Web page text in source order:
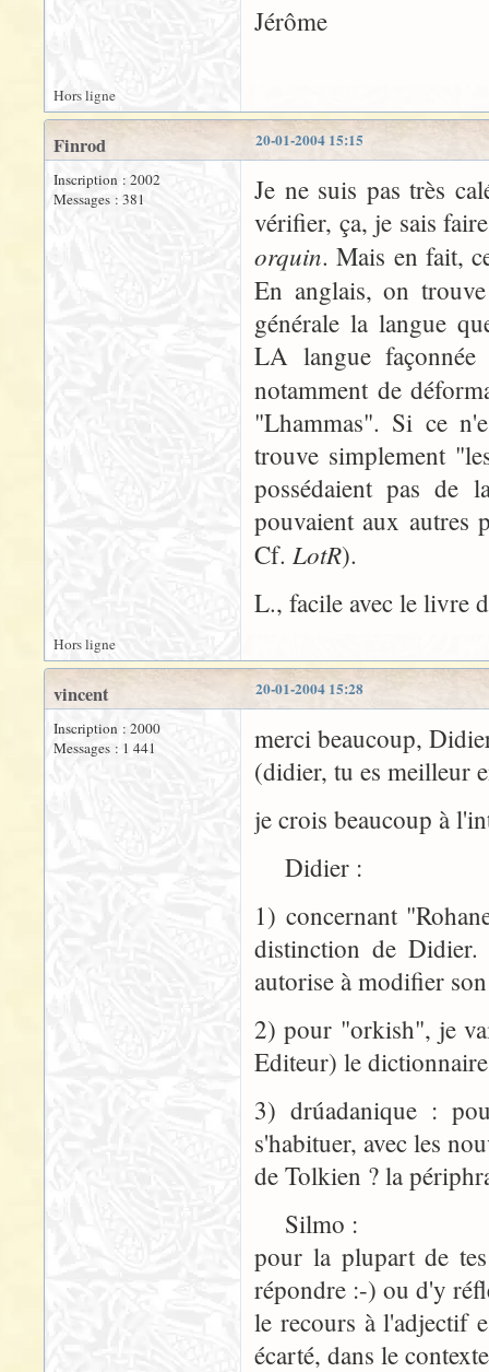
Jérôme
Hors ligne
20-01-2004 15:15
Finrod
Inscription : 2002
Messages : 381
Je ne suis pas très
vérifier, ça, je sais
orquin. Mais en fait,
En anglais, on
générale la langue
LA langue
notamment de
"Lhammas". Si ce
trouve simplement
possédaient pas de
pouvaient aux autres
Cf. LotR).
L., facile avec le livre
Hors ligne
20-01-2004 15:28
vincent
Inscription : 2000
Messages : 1 441
merci beaucoup,
(didier, tu es meilleur
je crois beaucoup à
Didier :
1) concernant
distinction de Didier.
autorise à modifier
2) pour "orkish", je
Editeur) le
3) drúadanique :
s'habituer, avec les
de Tolkien ? la
Silmo :
pour la plupart de
répondre :-) ou d'y
le recours à l'adjectif
écarté, dans le